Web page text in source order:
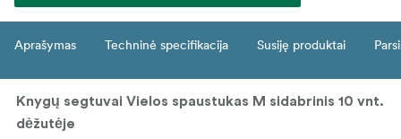
Aprašymas Techninė specifikacija Susiję produktai
Knygų segtuvai Vielos spaustukas M sidabrinis 10 vnt.
dėžutėje